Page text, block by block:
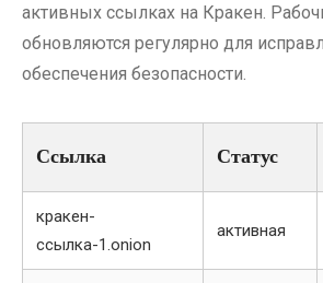
активных ссылках на Кракен.
обновляются регулярно для
обеспечения безопасности.
Ссылка Статус
кракен-
ссылка-1.onion
активная